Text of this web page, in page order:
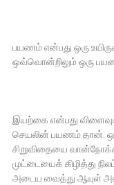
பயணம் என்பது ஒரு
ஒவ்வொன்றிலும் ஒரு
இயற்கை என்பது
செயலின் பயணம் தான்.
சிறுவிதையை வான்நோக்கி
முட்டையைக் கிழித்து
அடைய வைத்து ஆயுள்